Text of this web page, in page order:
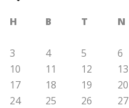
H B T N
3
4 5 6
10
11 12 13
17
18 19 20
24
25 26 27